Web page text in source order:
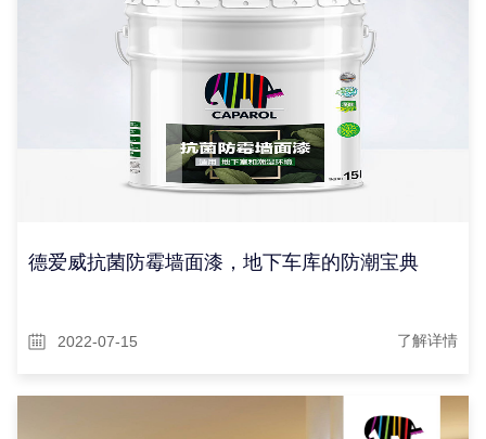
德爱威抗菌防霉墙面漆，地下车库的防潮宝典
2022-07-15 了解详情